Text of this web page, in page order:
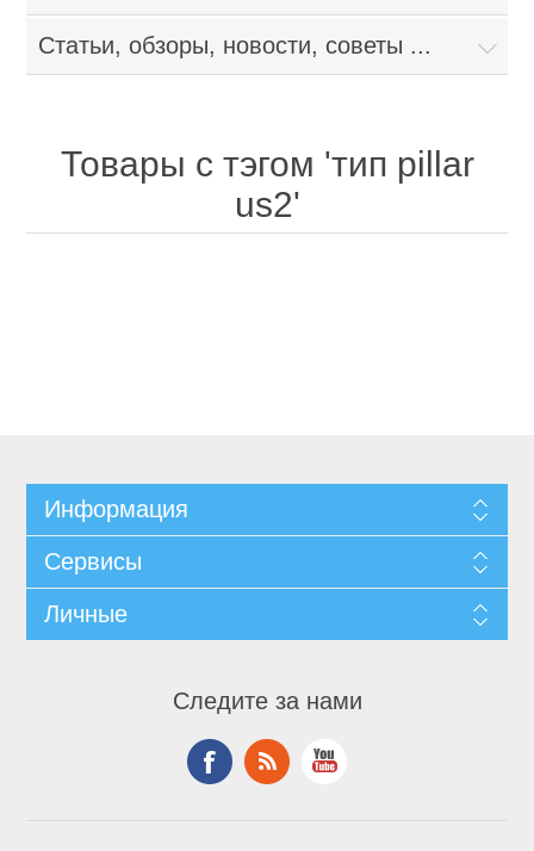
Статьи, обзоры, новости, советы ...
Товары с тэгом 'тип pillar
us2'
Информация
Сервисы
Личные
Следите за нами